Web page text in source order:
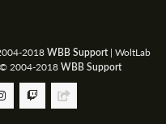
2018 WBB Support| WoltLab
© 2004-2018 WBB Support